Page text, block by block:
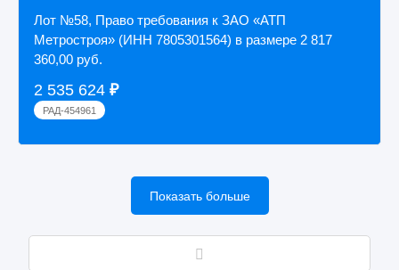
Лот №58, Право требования к ЗАО «АТП
Метростроя» (ИНН 7805301564) в размере 2 817
360,00 руб.
2 535 624 ₽
РАД-454961
Показать больше